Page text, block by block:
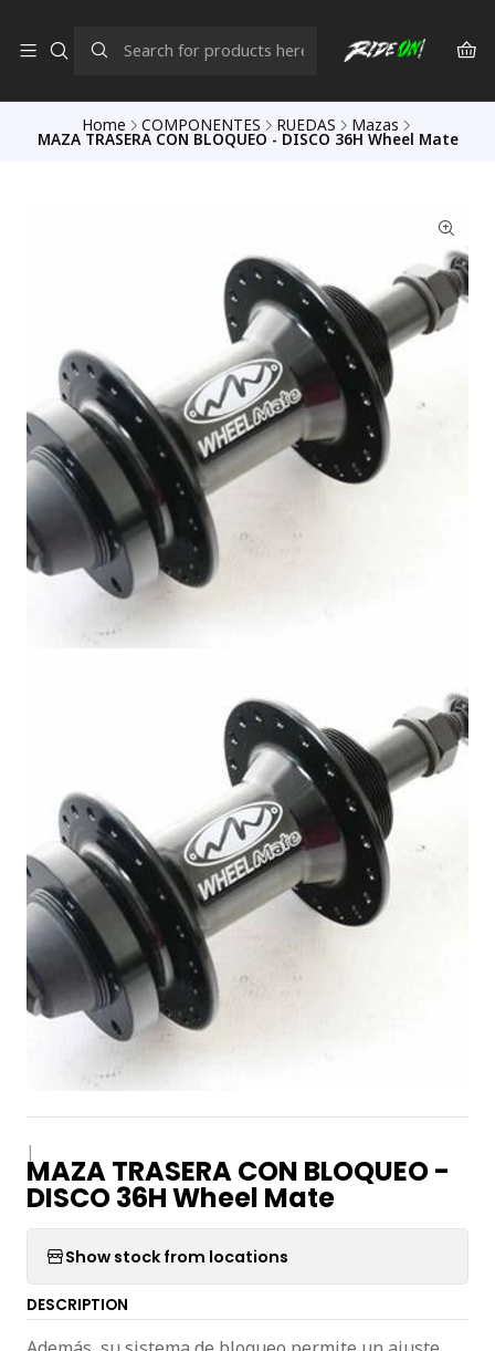
Home COMPONENTES RUEDAS Mazas
MAZA TRASERA CON BLOQUEO - DISCO 36H Wheel Mate
|
MAZA TRASERA CON BLOQUEO -
DISCO 36H Wheel Mate
Show stock from locations
DESCRIPTION